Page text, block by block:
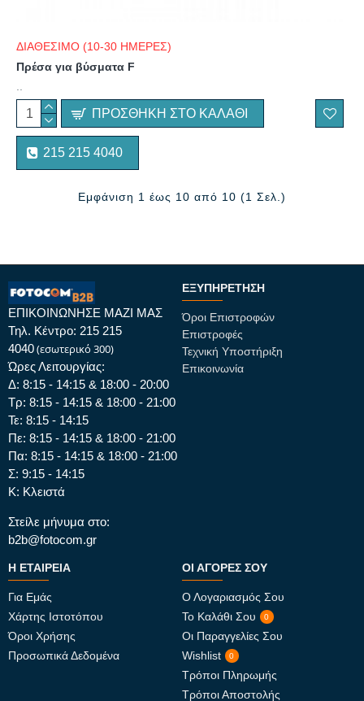
ΔΙΑΘΕΣΙΜΟ (10-30 ΗΜΕΡΕΣ)
Πρέσα για βύσματα F
ΠΡΟΣΘΉΚΗ ΣΤΟ ΚΑΛΆΘΙ
215 215 4040
Εμφάνιση 1 έως 10 από 10 (1 Σελ.)
ΕΠΙΚΟΙΝΩΝΗΣΕ ΜΑΖΙ ΜΑΣ
Τηλ. Κέντρο: 215 215
4040(εσωτερικό 300)
Ώρες Λειτουργίας:
Δ: 8:15 - 14:15 & 18:00 - 20:00
Τρ: 8:15 - 14:15 & 18:00 - 21:00
Τε: 8:15 - 14:15
Πε: 8:15 - 14:15 & 18:00 - 21:00
Πα: 8:15 - 14:15 & 18:00 - 21:00
Σ: 9:15 - 14:15
Κ: Κλειστά
Στείλε μήνυμα στο:
b2b@fotocom.gr
ΕΞΥΠΗΡΈΤΗΣΗ
Όροι Επιστροφών
Επιστροφές
Τεχνική Υποστήριξη
Επικοινωνία
Η ΕΤΑΙΡΕΊΑ
Για Εμάς
Χάρτης Ιστοτόπου
Όροι Χρήσης
Προσωπικά Δεδομένα
ΟΙ ΑΓΟΡΈΣ ΣΟΥ
Ο Λογαριασμός Σου
Το Καλάθι Σου
0
Οι Παραγγελίες Σου
Wishlist
0
Τρόποι Πληρωμής
Τρόποι Αποστολής